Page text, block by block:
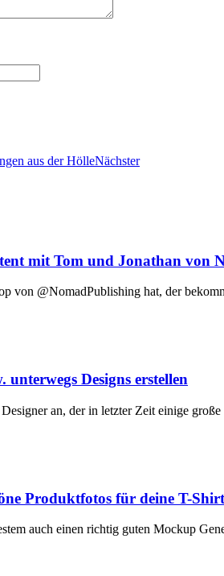
aus der HölleNächster
mit Tom und Jonathan von
von @NomadPublishing hat, der
Designs erstellen
an, der in letzter Zeit einige
Produktfotos für deine T-
auch einen richtig guten Mockup